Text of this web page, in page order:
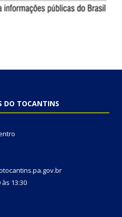
DO TOCANTINS
13:30